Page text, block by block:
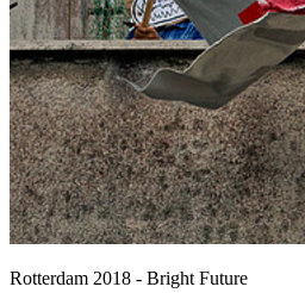
Rotterdam 2018 - Bright Future